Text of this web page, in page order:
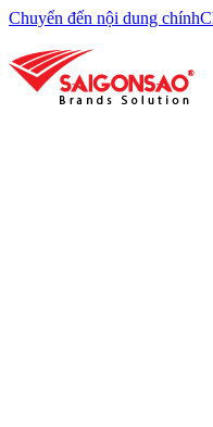
Chuyển đến nội dung chính